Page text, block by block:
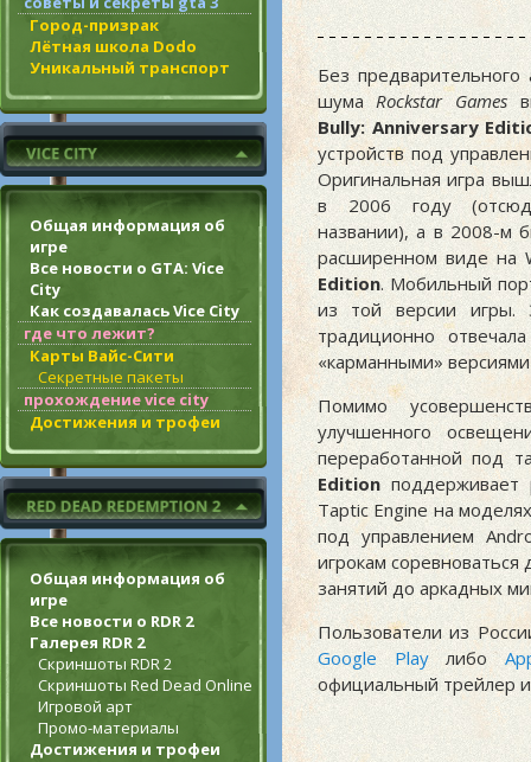
Город-призрак
Лётная школа Dodo
Уникальный транспорт
Общая информация об
игре
Все новости о GTA: Vice
City
Как создавалась Vice City
где что лежит?
Карты Вайс-Сити
Секретные пакеты
прохождение vice city
Достижения и трофеи
Общая информация об
игре
Все новости о RDR 2
Галерея RDR 2
Скриншоты RDR 2
Скриншоты Red Dead Online
Игровой арт
Промо-материалы
Достижения и трофеи
Без
шумаRockstar Games
Bully: Anniversary
устройств под
Оригинальная игра
в 2006 году
названии), а в 2008-м
расширенном виде на
Edition. Мобильный
из той версии
традиционно
«карманными»
Помимо
улучшенного
переработанной под
Editionподдерживает
Taptic Engine на
под управлением
игрокам
занятий до аркадных
Пользователи из
Google Playлибо
официальный трейлер